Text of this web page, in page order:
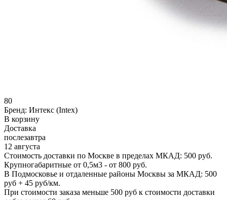
80
Бренд: Интекс (Intex)
В корзину
Доставка
послезавтра
12 августа
Стоимость доставки по Москве в пределах МКАД: 500 руб.
Крупногабаритные от 0,5м3 - от 800 руб.
В Подмосковье и отдаленные районы Москвы за МКАД: 500
руб + 45 руб/км.
При стоимости заказа меньше 500 руб к стоимости доставки